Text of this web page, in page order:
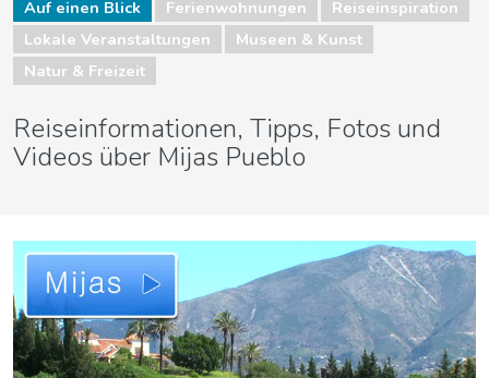
Auf einen Blick
Ferienwohnungen
Reiseinspiration
Lokale Veranstaltungen
Museen & Kunst
Natur & Freizeit
Reiseinformationen, Tipps, Fotos und
Videos über Mijas Pueblo